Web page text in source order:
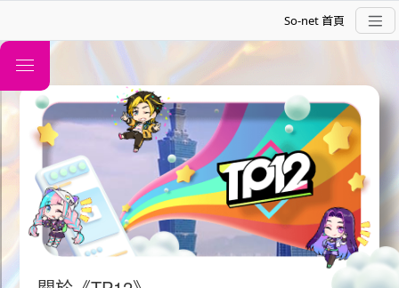
So-net 首頁
關於TP12